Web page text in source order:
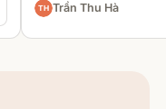
Trần Thu Hà